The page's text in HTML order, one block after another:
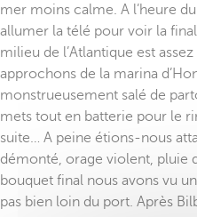
mer moins calme. A l’heure
allumer la télé pour voir la
milieu de l’Atlantique est
approchons de la marina
monstrueusement salé de
mets tout en batterie pour le
suite… A peine étions-nous
démonté, orage violent, pluie
bouquet final nous avons vu
pas bien loin du port. Après